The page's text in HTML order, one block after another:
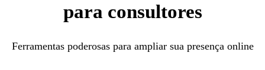
para consultores
Ferramentas poderosas para ampliar sua presença online